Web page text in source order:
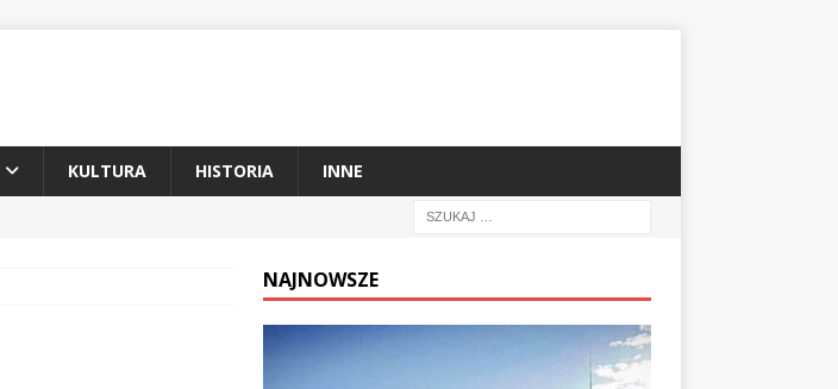
KULTURA HISTORIA INNE
NAJNOWSZE